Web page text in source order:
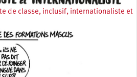
de classe, inclusif, internationaliste et